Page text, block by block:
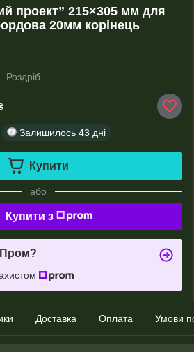
проект” 215×305 мм для
20мм корінець
Роздріб
Залишилось 43 дні
Купити
або
Купити з
Пром?
Доставка Оплата Умови